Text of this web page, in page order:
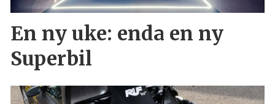
En ny uke: enda en ny
Superbil